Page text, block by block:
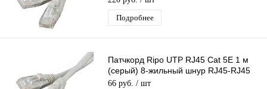
Подробнее
Патчкорд Ripo UTP RJ45 Cat 5E 1 м
(серый) 8-жильный шнур RJ45-RJ45
д/соединения сетевых устройств
66 руб. / шт